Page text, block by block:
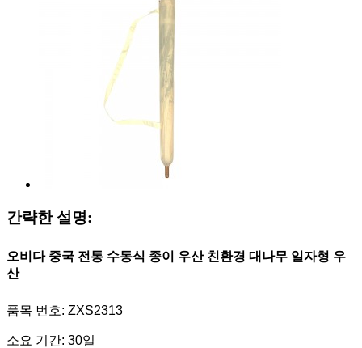
간략한 설명:
오비다 중국 전통 수동식 종이 우산 친환경 대나무 일자형 우
산
품목 번호: ZXS2313
소요 기간: 30일